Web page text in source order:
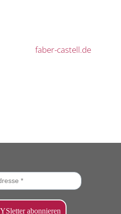
faber-castell.de